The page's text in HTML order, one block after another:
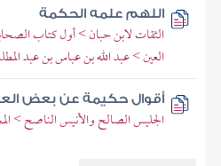
اللهم علمه الحكمة
الثقات لابن حبان > أول كتاب
العين > عبد الله بن عباس بن عبد
أقوال حكيمة عن بعض
الجليس الصالح والأنيس الناصح >